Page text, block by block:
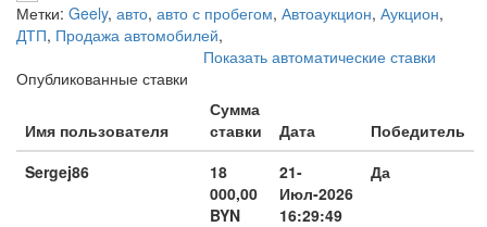
Метки: Geely, авто, авто с пробегом, Автоаукцион, Аукцион,
ДТП, Продажа автомобилей,
Показать автоматические ставки
Опубликованные ставки
Имя пользователя
Сумма
ставки
Дата
Победитель
Sergej86
18
000,00
BYN
21-
Июл-2026
16:29:49
Да